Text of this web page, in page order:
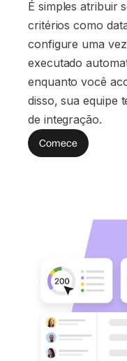
É simples atribuir
critérios como
configure uma
executado
enquanto você
disso, sua equipe
de integração.
Comece